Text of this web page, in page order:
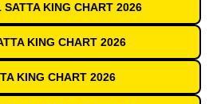
SATTA KING CHART 2026
KING CHART 2026
KING CHART 2026